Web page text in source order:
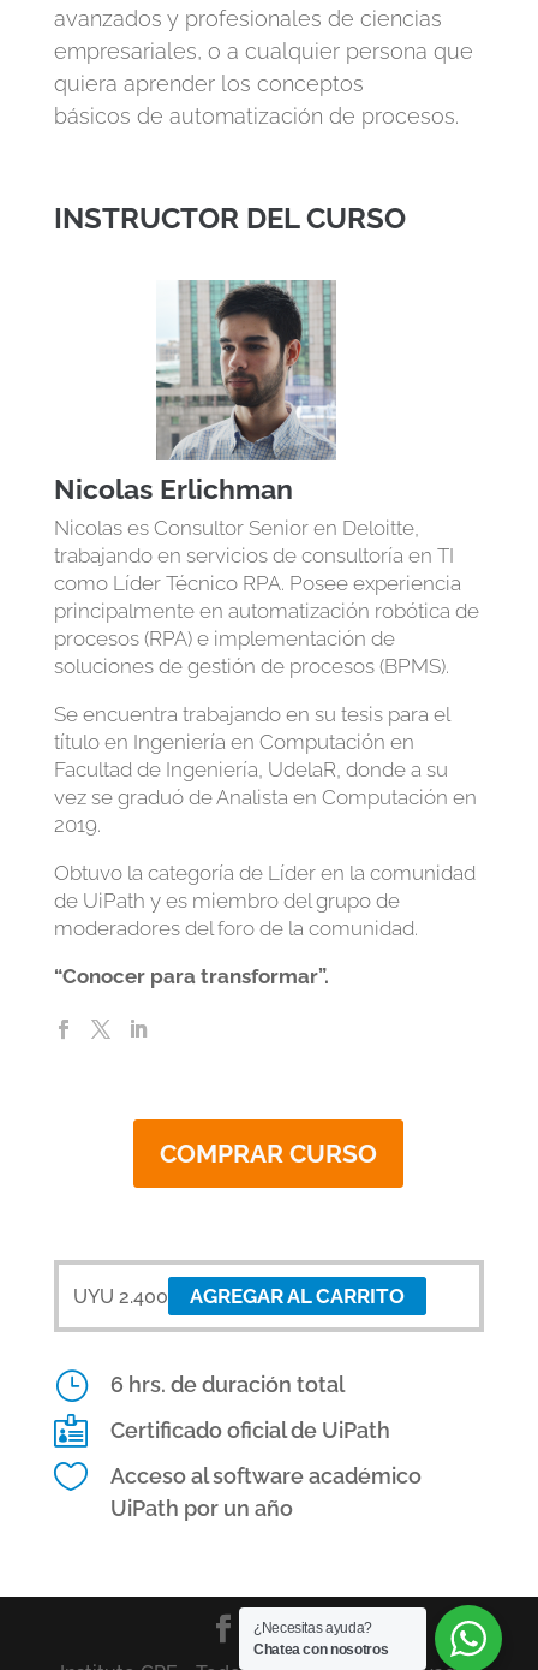
avanzados y profesionales de ciencias
empresariales, o a cualquier persona que
quiera aprender los conceptos
básicos de automatización de procesos.
INSTRUCTOR DEL CURSO
Nicolas Erlichman
Nicolas es Consultor Senior en Deloitte,
trabajando en servicios de consultoría en TI
como Líder Técnico RPA. Posee experiencia
principalmente en automatización robótica de
procesos (RPA) e implementación de
soluciones de gestión de procesos (BPMS).
Se encuentra trabajando en su tesis para el
título en Ingeniería en Computación en
Facultad de Ingeniería, UdelaR, donde a su
vez se graduó de Analista en Computación en
2019.
Obtuvo la categoría de Líder en la comunidad
de UiPath y es miembro del grupo de
moderadores del foro de la comunidad.
“Conocer para transformar”.
COMPRAR CURSO
UYU 2.400 AGREGAR AL CARRITO
} 6 hrs. de duración total
 Certificado oficial de UiPath

Acceso al software académico
UiPath por un año
¿Necesitas ayuda?
Chatea con nosotros